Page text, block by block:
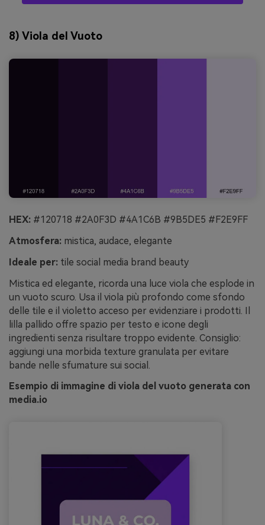
8) Viola del Vuoto
HEX: #120718 #2A0F3D #4A1C6B #9B5DE5 #F2E9FF
Atmosfera: mistica, audace, elegante
Ideale per: tile social media brand beauty
Mistica ed elegante, ricorda una luce viola che esplode in
un vuoto scuro. Usa il viola più profondo come sfondo
delle tile e il violetto acceso per evidenziare i prodotti. Il
lilla pallido offre spazio per testo e icone degli
ingredienti senza risultare troppo evidente. Consiglio:
aggiungi una morbida texture granulata per evitare
bande nelle sfumature sui social.
Esempio di immagine di viola del vuoto generata con
media.io